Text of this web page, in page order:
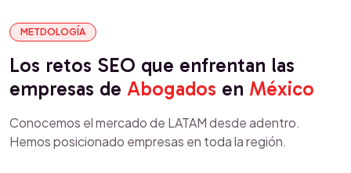
METDOLOGÍA
Los retos SEO que enfrentan las
empresas de Abogados en México
Conocemos el mercado de LATAM desde adentro.
Hemos posicionado empresas en toda la región.